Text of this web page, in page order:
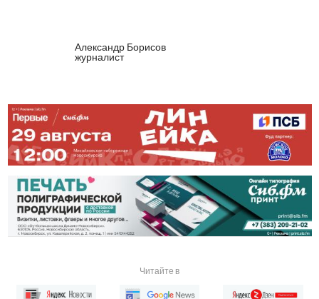
Александр Борисов
журналист
Читайте в